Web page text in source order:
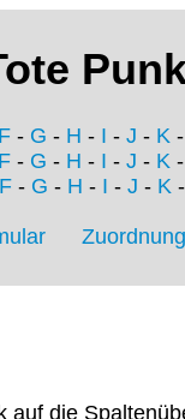
F - G - H - I - J - K
F - G - H - I - J - K
F- G - H - I - J - K
auf die